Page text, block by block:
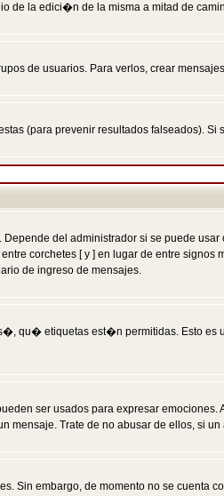
de la edici�n de la misma a mitad de
de usuarios. Para verlos, crear
(para prevenir resultados falseados).
del administrador si se puede
corchetes [ y ] en lugar de entre
de ingreso de mensajes.
qu� etiquetas est�n permitidas. Esto
ser usados para expresar
Trate de no abusar de ellos, si
Sin embargo, de momento no se cuenta